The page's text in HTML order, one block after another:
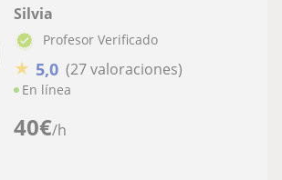
40€/h
Silvia
Profesor Verificado
★ 5,0 (27 valoraciones)
En línea